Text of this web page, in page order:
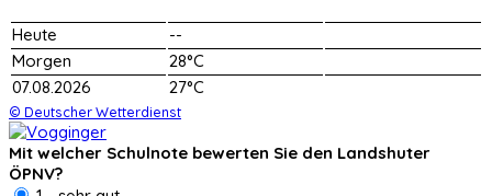
Heute
--
Morgen
28°C
07.08.2026
27°C
© Deutscher Wetterdienst
Mit welcher Schulnote bewerten Sie den Landshuter
ÖPNV?